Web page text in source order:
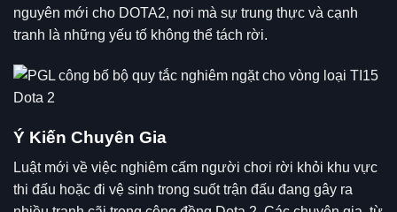
nguyên mới cho DOTA2, nơi mà sự trung thực và cạnh
tranh là những yếu tố không thể tách rời.
Ý Kiến Chuyên Gia
Luật mới về việc nghiêm cấm người chơi rời khỏi khu vực
thi đấu hoặc đi vệ sinh trong suốt trận đấu đang gây ra